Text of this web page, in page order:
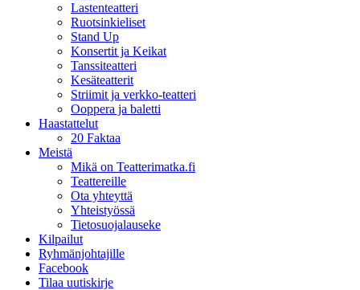
Lastenteatteri
Ruotsinkieliset
Stand Up
Konsertit ja Keikat
Tanssiteatteri
Kesäteatterit
Striimit ja verkko-teatteri
Ooppera ja baletti
Haastattelut
20 Faktaa
Meistä
Mikä on Teatterimatka.fi
Teattereille
Ota yhteyttä
Yhteistyössä
Tietosuojalauseke
Kilpailut
Ryhmänjohtajille
Facebook
Tilaa uutiskirje